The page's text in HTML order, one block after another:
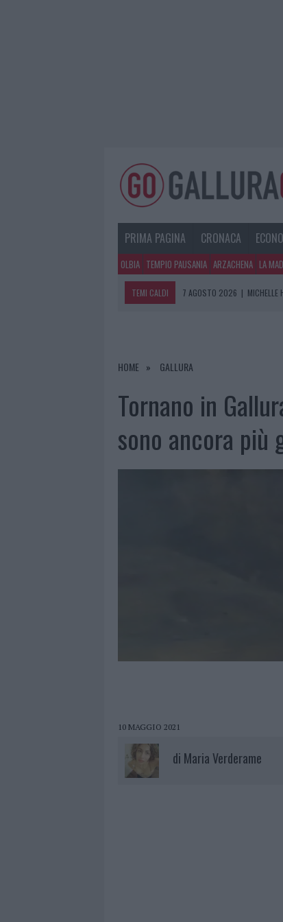
PRIMA PAGINA CRONACA
OLBIA TEMPIO PAUSANIA ARZACHENA LA
TEMI CALDI 7 AGOSTO 2026 |
7 AGOSTO 2026 |
HOME GALLURA
Tornano in
sono ancora più
10 MAGGIO 2021
di Maria Verderame